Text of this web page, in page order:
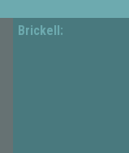
Brickell: